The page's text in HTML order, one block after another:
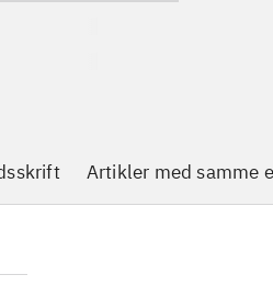
Artikler med samme